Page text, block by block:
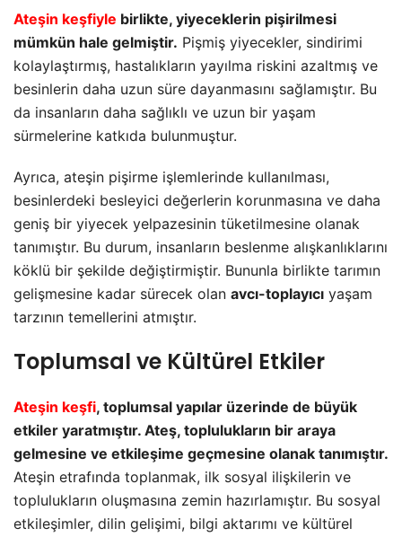
Ateşin keşfiyle birlikte, yiyeceklerin pişirilmesi
mümkün hale gelmiştir. Pişmiş yiyecekler, sindirimi
kolaylaştırmış, hastalıkların yayılma riskini azaltmış ve
besinlerin daha uzun süre dayanmasını sağlamıştır. Bu
da insanların daha sağlıklı ve uzun bir yaşam
sürmelerine katkıda bulunmuştur.
Ayrıca, ateşin pişirme işlemlerinde kullanılması,
besinlerdeki besleyici değerlerin korunmasına ve daha
geniş bir yiyecek yelpazesinin tüketilmesine olanak
tanımıştır. Bu durum, insanların beslenme alışkanlıklarını
köklü bir şekilde değiştirmiştir. Bununla birlikte tarımın
gelişmesine kadar sürecek olan avcı-toplayıcı yaşam
tarzının temellerini atmıştır.
Toplumsal ve Kültürel Etkiler
Ateşin keşfi, toplumsal yapılar üzerinde de büyük
etkiler yaratmıştır. Ateş, toplulukların bir araya
gelmesine ve etkileşime geçmesine olanak tanımıştır.
Ateşin etrafında toplanmak, ilk sosyal ilişkilerin ve
toplulukların oluşmasına zemin hazırlamıştır. Bu sosyal
etkileşimler, dilin gelişimi, bilgi aktarımı ve kültürel